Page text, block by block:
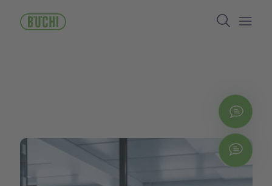
Search